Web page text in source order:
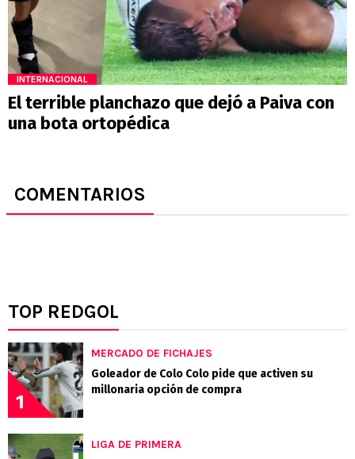
INTERNACIONAL
El terrible planchazo que dejó a Paiva con
una bota ortopédica
COMENTARIOS
TOP REDGOL
1
MERCADO DE FICHAJES
Goleador de Colo Colo pide que activen su
millonaria opción de compra
LIGA DE PRIMERA